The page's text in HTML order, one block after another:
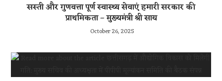
सस्ती और गुणवत्ता पूर्ण स्वास्थ्य सेवाएं हमारी सरकार की
प्राथमिकता – मुख्यमंत्री श्री साय
October 26, 2025